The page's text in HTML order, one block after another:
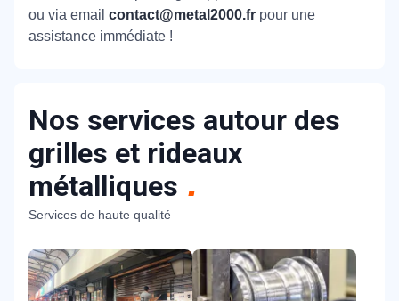
ou via email contact@metal2000.fr pour une
assistance immédiate !
Nos services autour des
grilles et rideaux
métalliques
Services de haute qualité